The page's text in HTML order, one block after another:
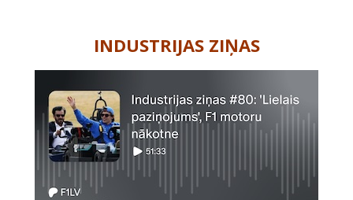
INDUSTRIJAS ZIŅAS